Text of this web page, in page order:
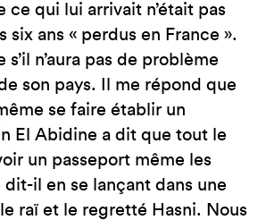
ce qui lui arrivait n’était pas
six ans « perdus en France ».
n’aura pas de problème
son pays. Il me répond que
se faire établir un
El Abidine a dit que tout le
un passeport même les
dit-il en se lançant dans une
raï et le regretté Hasni. Nous